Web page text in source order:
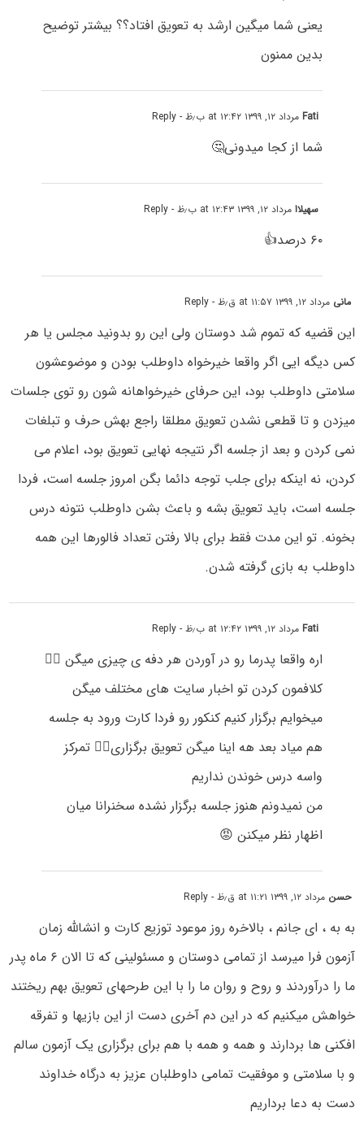
یعنی شما میگین ارشد به تعویق افتاد؟؟ بیشتر توضیح
بدین ممنون
Fatiمرداد ۱۲, ۱۳۹۹ at ۱۲:۴۲ ب٫ظ - Reply
شما از کجا میدونی🤔
سهیلاامرداد ۱۲, ۱۳۹۹ at ۱۲:۴۳ ب٫ظ - Reply
۶۰ درصد👍
مانی مرداد ۱۲, ۱۳۹۹ at ۱۱:۵۷ ق٫ظ - Reply
این قضیه که تموم شد دوستان ولی این رو بدونید مجلس یا هر
کس دیگه ایی اگر واقعا خیرخواه داوطلب بودن و موضوعشون
سلامتی داوطلب بود، این حرفای خیرخواهانه شون رو توی جلسات
میزدن و تا قطعی نشدن تعویق مطلقا راجع بهش حرف و تبلغات
نمی کردن و بعد از جلسه اگر نتیجه نهایی تعویق بود، اعلام می
کردن، نه اینکه برای جلب توجه دائما بگن امروز جلسه است، فردا
جلسه است، باید تعویق بشه و باعث بشن داوطلب نتونه درس
بخونه. تو این مدت فقط برای بالا رفتن تعداد فالورها این همه
داوطلب به بازی گرفته شدن.
Fatiمرداد ۱۲, ۱۳۹۹ at ۱۲:۴۲ ب٫ظ - Reply
اره واقعا پدرما رو در آوردن هر دفه ی چیزی میگن 🤦‍♀️
کلافمون کردن تو اخبار سایت های مختلف میگن
میخوایم برگزار کنیم کنکور رو فردا کارت ورود به جلسه
هم میاد بعد هه اینا میگن تعویق برگزاری🤦‍♀️ تمرکز
واسه درس خوندن نداریم
من نمیدونم هنوز جلسه برگزار نشده سخنرانا میان
اظهار نظر میکنن 😡
حسن مرداد ۱۲, ۱۳۹۹ at ۱۱:۲۱ ق٫ظ - Reply
به به ، ای جانم ، بالاخره روز موعود توزیع کارت و انشالله زمان
آزمون فرا میرسد از تمامی دوستان و مسئولینی که تا الان ۶ ماه پدر
ما را درآوردند و روح و روان ما را با این طرحهای تعویق بهم ریختند
خواهش میکنیم که در این دم آخری دست از این بازیها و تفرقه
افکنی ها بردارند و همه و همه با هم برای برگزاری یک آزمون سالم
و با سلامتی و موفقیت تمامی داوطلبان عزیز به درگاه خداوند
دست به دعا برداریم